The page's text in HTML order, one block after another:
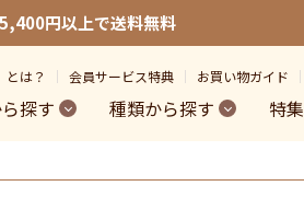
円以上で送料無料
とは？ 会員サービス特典 お買い物ガイド
探す 種類から探す 特集